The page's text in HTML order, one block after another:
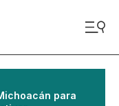
para